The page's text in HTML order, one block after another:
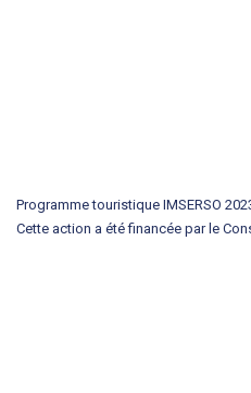
Programme touristique IMSERSO
Cette action a été financée par le